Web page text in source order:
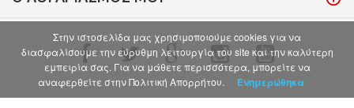
Στην ιστοσελίδα μας χρησιμοποιούμε cookies για να
διασφαλίσουμε την εύρυθμη λειτουργία του site και την καλύτερη
εμπειρία σας. Για να μάθετε περισσότερα, μπορείτε να
αναφερθείτε στην Πολιτική Απορρήτου.
Ενημερώθηκα